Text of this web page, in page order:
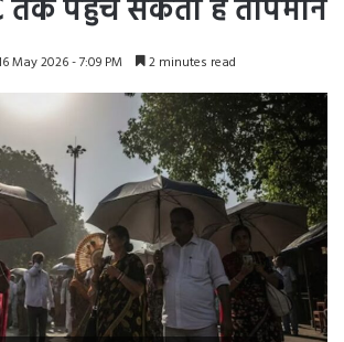
तक पहुंच सकता है तापमान
May 2026 - 7:09 PM 2 minutes read